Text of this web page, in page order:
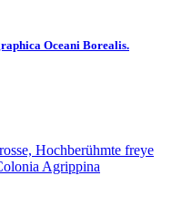
Oceani Borealis.